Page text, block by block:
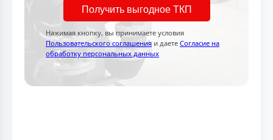
Получить выгодное ТКП
Нажимая кнопку, вы принимаете условия
Пользовательского соглашения и даете Согласие на
обработку персональных данных